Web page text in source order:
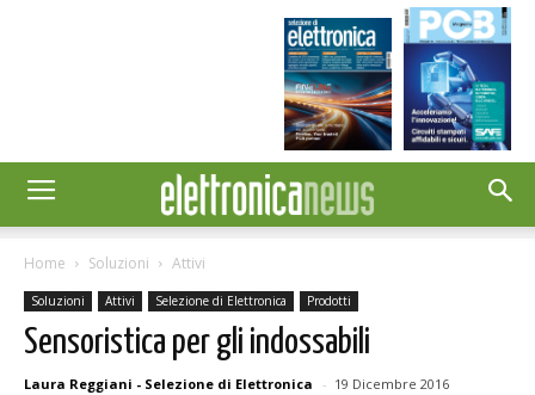
Home Soluzioni Attivi
Soluzioni Attivi Selezione di Elettronica Prodotti
Sensoristica per gli indossabili
Laura Reggiani - Selezione di Elettronica - 19 Dicembre 2016